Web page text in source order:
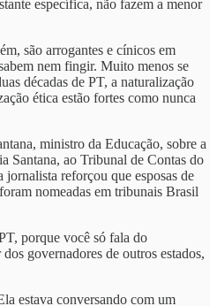
específica, não fazem a menor
são arrogantes e cínicos em
nem fingir. Muito menos se
décadas de PT, a naturalização
ética estão fortes como nunca
ministro da Educação, sobre a
Santana, ao Tribunal de Contas do
jornalista reforçou que esposas de
nomeadas em tribunais Brasil
porque você só fala do
governadores de outros estados,
estava conversando com um